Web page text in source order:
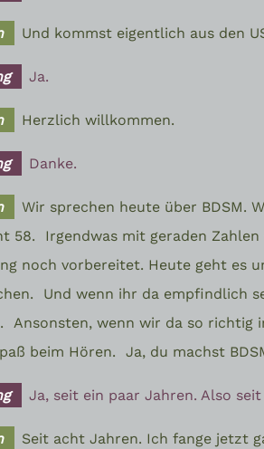
Und kommst eigentlich aus den
Ja.
Herzlich willkommen.
Danke.
Wir sprechen heute über BDSM.
58.
Irgendwas mit geraden
noch vorbereitet. Heute geht es
Und wenn ihr da empfindlich
Ansonsten, wenn wir da so richtig
beim Hören.
Ja, du machst
Ja, seit ein paar Jahren. Also
Seit acht Jahren. Ich fange jetzt